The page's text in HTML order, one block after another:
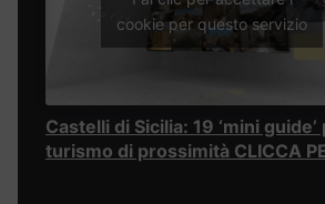
cookie per questo servizio
Castelli di Sicilia: 19 ‘mini
turismo di prossimità CLICCA